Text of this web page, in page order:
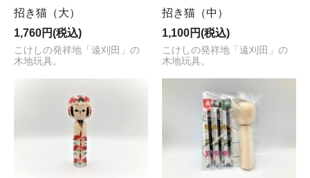
招き猫（大）
1,760円(税込)
こけしの発祥地「遠刈田」の
木地玩具。
招き猫（中）
1,100円(税込)
こけしの発祥地「遠刈田」の
木地玩具。